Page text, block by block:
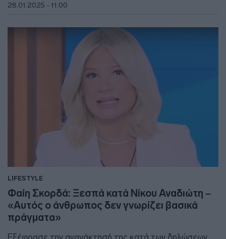
28.01.2025 - 11:00
LIFESTYLE
Φαίη Σκορδά: Ξεσπά κατά Νίκου Αναδιώτη –
«Αυτός ο άνθρωπος δεν γνωρίζει βασικά
πράγματα»